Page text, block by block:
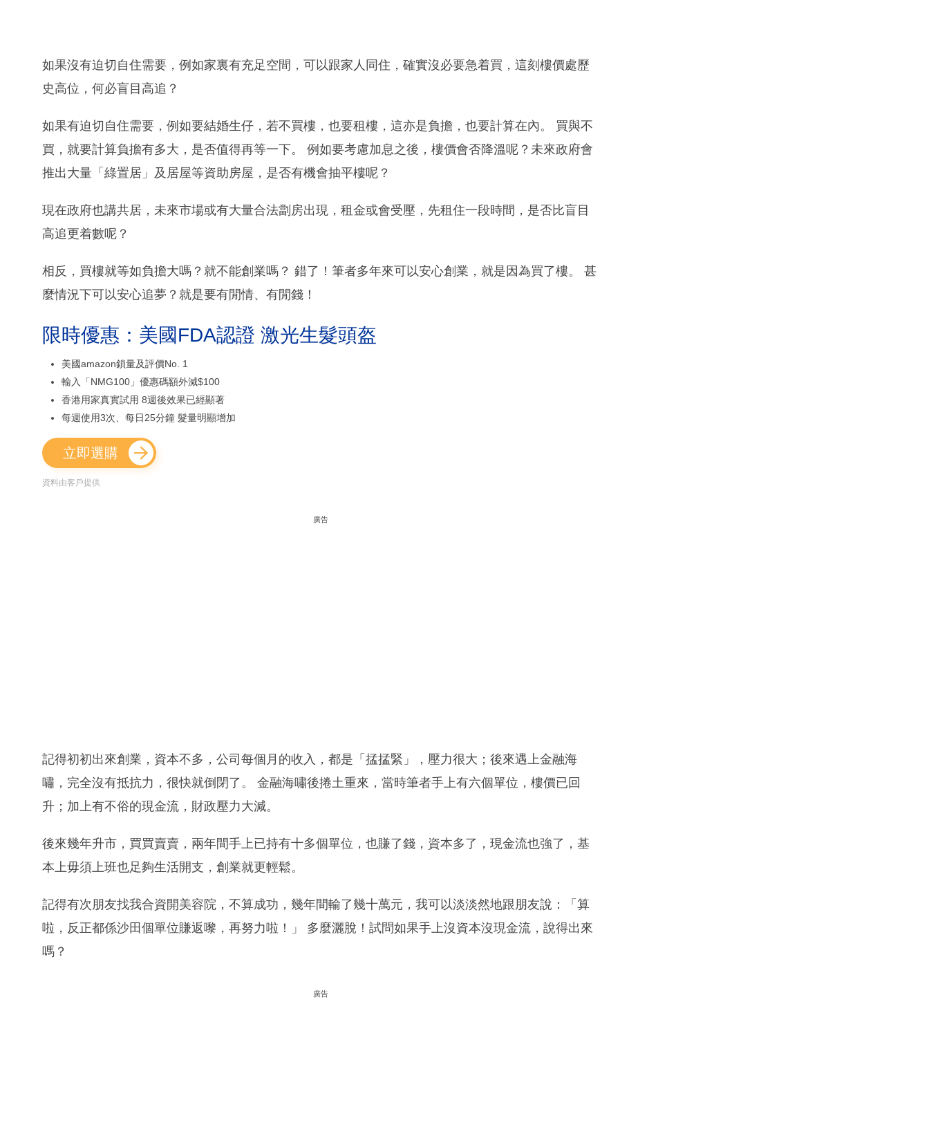
如果沒有迫切自住需要，例如家裏有充足空間，可以跟家人同住，確實沒必要急着買，這刻樓價處歷
史高位，何必盲目高追？
如果有迫切自住需要，例如要結婚生仔，若不買樓，也要租樓，這亦是負擔，也要計算在內。 買與不
買，就要計算負擔有多大，是否值得再等一下。 例如要考慮加息之後，樓價會否降溫呢？未來政府會
推出大量「綠置居」及居屋等資助房屋，是否有機會抽平樓呢？
現在政府也講共居，未來市場或有大量合法劏房出現，租金或會受壓，先租住一段時間，是否比盲目
高追更着數呢？
相反，買樓就等如負擔大嗎？就不能創業嗎？ 錯了！筆者多年來可以安心創業，就是因為買了樓。 甚
麼情況下可以安心追夢？就是要有閒情、有閒錢！
限時優惠：美國FDA認證 激光生髮頭盔
美國amazon鎖量及評價No. 1
輸入「NMG100」優惠碼額外減$100
香港用家真實試用 8週後效果已經顯著
每週使用3次、每日25分鐘 髮量明顯增加
立即選購
資料由客戶提供
廣告
記得初初出來創業，資本不多，公司每個月的收入，都是「掹掹緊」，壓力很大；後來遇上金融海
嘯，完全沒有抵抗力，很快就倒閉了。 金融海嘯後捲土重來，當時筆者手上有六個單位，樓價已回
升；加上有不俗的現金流，財政壓力大減。
後來幾年升市，買買賣賣，兩年間手上已持有十多個單位，也賺了錢，資本多了，現金流也強了，基
本上毋須上班也足夠生活開支，創業就更輕鬆。
記得有次朋友找我合資開美容院，不算成功，幾年間輸了幾十萬元，我可以淡淡然地跟朋友說：「算
啦，反正都係沙田個單位賺返嚟，再努力啦！」 多麼灑脫！試問如果手上沒資本沒現金流，說得出來
嗎？
廣告